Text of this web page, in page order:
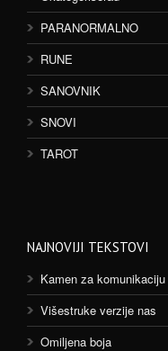
PARANORMALNO
RUNE
SANOVNIK
SNOVI
TAROT
NAJNOVIJI TEKSTOVI
Kamen za
Višestruke verzije nas
Omiljena boja